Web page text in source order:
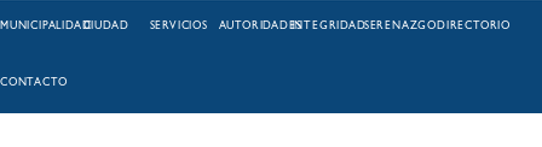
MUNICIPALIDADCIUDAD SERVICIOS AUTORIDADESINTEGRIDADSERENAZGODIRECTORIO
CONTACTO